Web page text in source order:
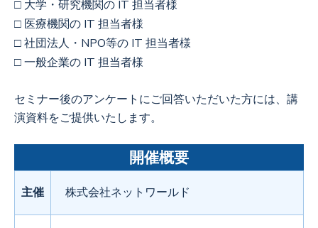
□ 大学・研究機関の IT 担当者様
□ 医療機関の IT 担当者様
□ 社団法人・NPO等の IT 担当者様
□ 一般企業の IT 担当者様
セミナー後のアンケートにご回答いただいた方には、講
演資料をご提供いたします。
開催概要
主催 株式会社ネットワールド